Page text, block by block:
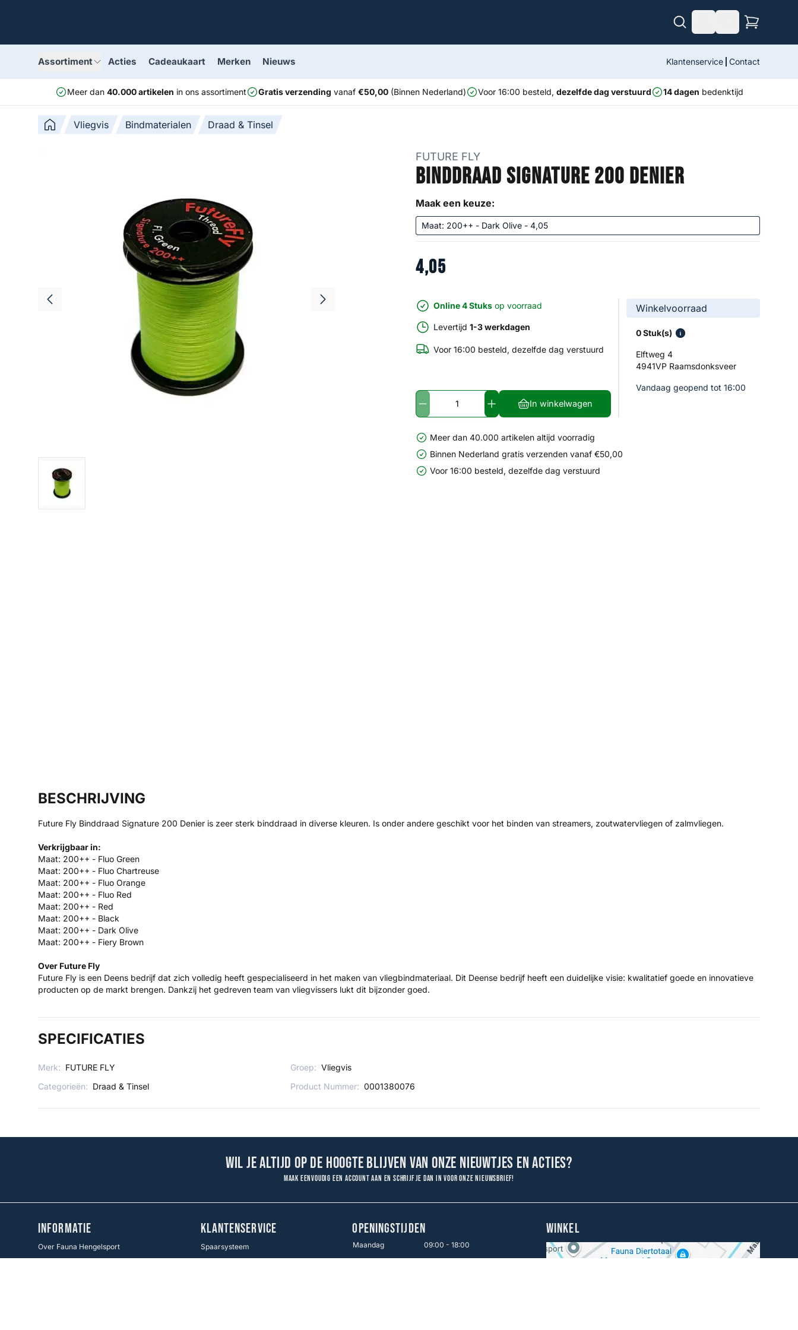
Assortiment Acties Cadeaukaart Merken Nieuws Klantenservice Contact
Meer dan 40.000 artikelen in ons assortiment Gratis verzending vanaf €50,00(Binnen Nederland) Voor 16:00 besteld, dezelfde dag verstuurd 14 dagen bedenktijd
Vliegvis Bindmaterialen Draad & Tinsel
FUTURE FLY
Binddraad Signature 200 Denier
Maak een keuze:
4,05
Online 4 Stuks op voorraad
Levertijd 1-3 werkdagen
Voor 16:00 besteld, dezelfde dag verstuurd
In winkelwagen
Winkelvoorraad
0 Stuk(s)
Elftweg 4
4941VP Raamsdonksveer
Vandaag geopend tot 16:00
Meer dan 40.000 artikelen altijd voorradig
Binnen Nederland gratis verzenden vanaf €50,00
Voor 16:00 besteld, dezelfde dag verstuurd
BESCHRIJVING
Future Fly Binddraad Signature 200 Denier is zeer sterk binddraad in diverse kleuren. Is onder andere geschikt voor het binden van streamers, zoutwatervliegen of zalmvliegen.
Verkrijgbaar in:
Maat: 200++ - Fluo Green
Maat: 200++ - Fluo Chartreuse
Maat: 200++ - Fluo Orange
Maat: 200++ - Fluo Red
Maat: 200++ - Red
Maat: 200++ - Black
Maat: 200++ - Dark Olive
Maat: 200++ - Fiery Brown
Over Future Fly
Future Fly is een Deens bedrijf dat zich volledig heeft gespecialiseerd in het maken van vliegbindmateriaal. Dit Deense bedrijf heeft een duidelijke visie: kwalitatief goede en innovatieve
producten op de markt brengen. Dankzij het gedreven team van vliegvissers lukt dit bijzonder goed.
SPECIFICATIES
Merk: FUTURE FLY Groep: Vliegvis
Categorieën: Draad & Tinsel Product Nummer: 0001380076
Wil je altijd op de hoogte blijven van onze nieuwtjes en acties?
Maak eenvoudig een account aan en schrijf je dan in voor onze nieuwsbrief!
INFORMATIE
Over Fauna Hengelsport
KLANTENSERVICE
Spaarsysteem
OPENINGSTIJDEN
Maandag
09:00 - 18:00
WINKEL